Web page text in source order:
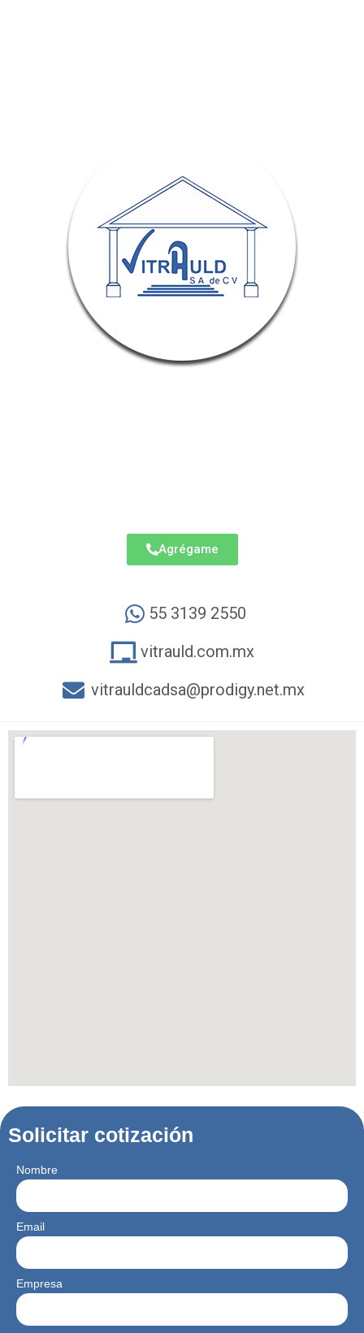
Agrégame
55 3139 2550
vitrauld.com.mx
vitrauldcadsa@prodigy.net.mx
Solicitar cotización
Nombre
Email
Empresa